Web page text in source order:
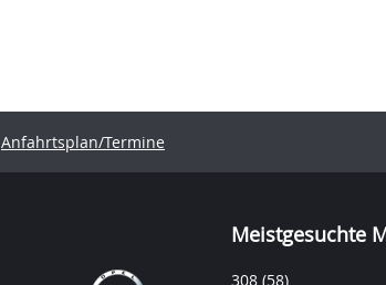
Anfahrtsplan/Termine
Meistgesuchte
308 (58)